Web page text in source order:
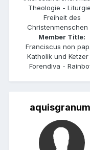
Theologie -
Freiheit des
Christenmenschen
Member Title:
Franciscus non
Katholik und Ketzer
Forendiva -
aquisgranum